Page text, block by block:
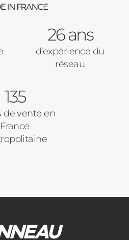
26 ans
d’expérience du
réseau
135
de vente en
France